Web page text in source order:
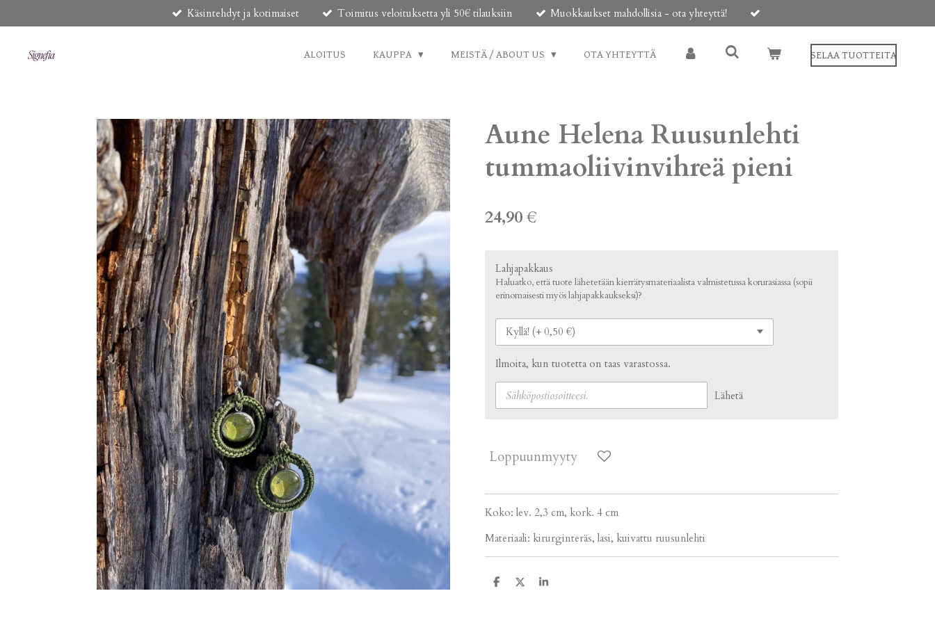
pääsisältöön
Käsintehdyt ja kotimaiset Toimitus veloituksetta yli 50€ tilauksiin Muokkaukset mahdollisia - ota yhteyttä!
ALOITUS KAUPPA MEISTÄ / ABOUT US OTA YHTEYTTÄ SELAA TUOTTEITA
Aune Helena Ruusunlehti
tummaoliivinvihreä pieni
24,90 €
Lahjapakkaus
Haluatko, että tuote lähetetään kierrätysmateriaalista valmistetussa korurasiassa (sopii
erinomaisesti myös lahjapakkaukseksi)?
Ilmoita, kun tuotetta on taas varastossa.
Lähetä
Loppuunmyyty
Koko: lev. 2,3 cm, kork. 4 cm
Materiaali: kirurginteräs, lasi, kuivattu ruusunlehti
J
J
J